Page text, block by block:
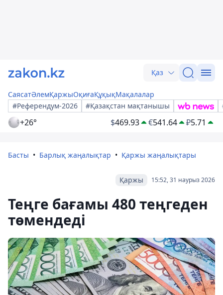
Қаз
СаясатӘлемҚаржыОқиғаҚұқықМақалалар
#Референдум-2026
#Қазақстан мақтанышы
+26° $469.93 €541.64 ₽5.71
Басты Барлық жаңалықтар Қаржы жаңалықтары
15:52, 31 наурыз 2026
Қаржы
Теңге бағамы 480 теңгеден
төмендеді